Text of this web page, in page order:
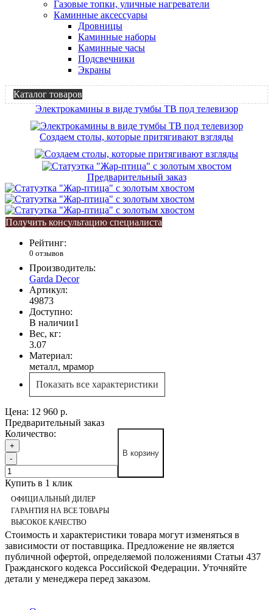
Газовые топки, уличные нагреватели
Каминные аксессуары
Дровницы
Каминные наборы
Каминные часы
Подсвечники
Экраны
Каталог товаров
Электрокамины в виде тумбы ТВ под телевизор
Создаем столы, которые притягивают взгляды
Предварительный заказ
Получить консультацию специалиста
Рейтинг:
0 отзывов
Производитель:
Garda Decor
Артикул:
49873
Доступно:
В наличии1
Вес, кг:
3.07
Материал:
металл, мрамор
Показать все характеристики
Цена: 12 960 р.
Предварительный заказ
Количество:
+
-
В корзину
Купить в 1 клик
ОФИЦИАЛЬНЫЙ ДИЛЕР
ГАРАНТИЯ НА ВСЕ ТОВАРЫ
ВЫСОКОЕ КАЧЕСТВО
Стоимость и характеристики товара могут изменяться в
зависимости от поставщика. Предложение не является
публичной офертой, определяемой положениями Статьи 437
Гражданского кодекса Российской Федерации. Уточняйте
детали у менеджера перед заказом.